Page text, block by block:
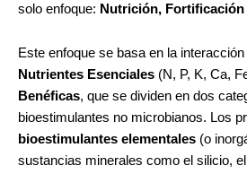
solo enfoque: Nutrición,
Este enfoque se basa en la
Nutrientes Esenciales (N, P, K, Ca,
Benéficas, que se dividen en dos
bioestimulantes no microbianos. Los
bioestimulantes elementales (o
sustancias minerales como el silicio,